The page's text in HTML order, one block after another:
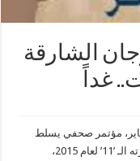
الشارقة
غداً
ثقافة الشارقة الثلاثاء القادم ٢٧ يناير، مؤتمر صحفي يسلط
الضوء علي مهرجان الشارقة للشعر الشعبي بدورته الـ ’11’ لعام 2015،